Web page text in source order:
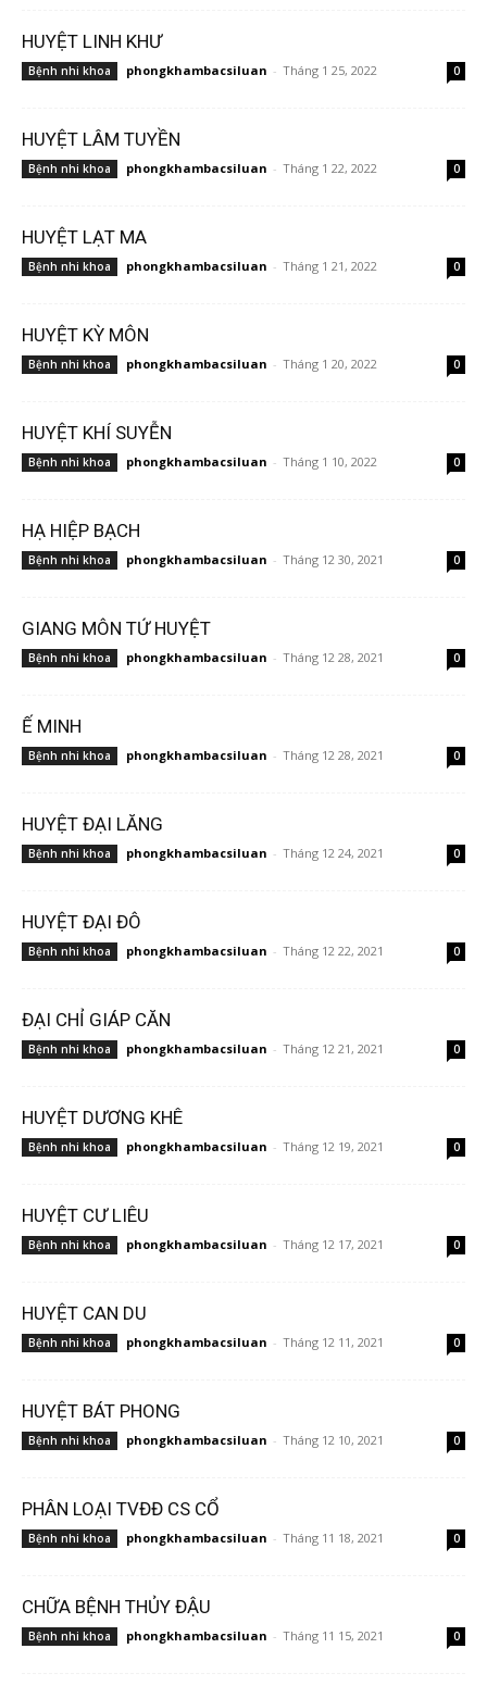
HUYỆT LINH KHƯ
Bệnh nhi khoa phongkhambacsiluan - Tháng 1 25, 2022 0
HUYỆT LÂM TUYỀN
Bệnh nhi khoa phongkhambacsiluan - Tháng 1 22, 2022 0
HUYỆT LẠT MA
Bệnh nhi khoa phongkhambacsiluan - Tháng 1 21, 2022 0
HUYỆT KỲ MÔN
Bệnh nhi khoa phongkhambacsiluan - Tháng 1 20, 2022 0
HUYỆT KHÍ SUYỄN
Bệnh nhi khoa phongkhambacsiluan - Tháng 1 10, 2022 0
HẠ HIỆP BẠCH
Bệnh nhi khoa phongkhambacsiluan - Tháng 12 30, 2021 0
GIANG MÔN TỨ HUYỆT
Bệnh nhi khoa phongkhambacsiluan - Tháng 12 28, 2021 0
Ế MINH
Bệnh nhi khoa phongkhambacsiluan - Tháng 12 28, 2021 0
HUYỆT ĐẠI LĂNG
Bệnh nhi khoa phongkhambacsiluan - Tháng 12 24, 2021 0
HUYỆT ĐẠI ĐÔ
Bệnh nhi khoa phongkhambacsiluan - Tháng 12 22, 2021 0
ĐẠI CHỈ GIÁP CĂN
Bệnh nhi khoa phongkhambacsiluan - Tháng 12 21, 2021 0
HUYỆT DƯƠNG KHÊ
Bệnh nhi khoa phongkhambacsiluan - Tháng 12 19, 2021 0
HUYỆT CƯ LIÊU
Bệnh nhi khoa phongkhambacsiluan - Tháng 12 17, 2021 0
HUYỆT CAN DU
Bệnh nhi khoa phongkhambacsiluan - Tháng 12 11, 2021 0
HUYỆT BÁT PHONG
Bệnh nhi khoa phongkhambacsiluan - Tháng 12 10, 2021 0
PHÂN LOẠI TVĐĐ CS CỔ
Bệnh nhi khoa phongkhambacsiluan - Tháng 11 18, 2021 0
CHỮA BỆNH THỦY ĐẬU
Bệnh nhi khoa phongkhambacsiluan - Tháng 11 15, 2021 0